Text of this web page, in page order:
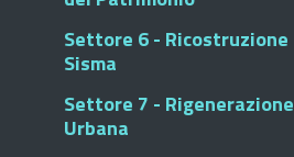
Settore 6 - Ricostruzione
Sisma
Settore 7 - Rigenerazione
Urbana